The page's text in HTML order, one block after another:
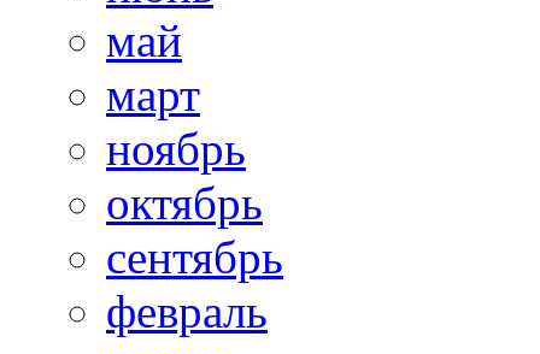
май
март
ноябрь
октябрь
сентябрь
февраль